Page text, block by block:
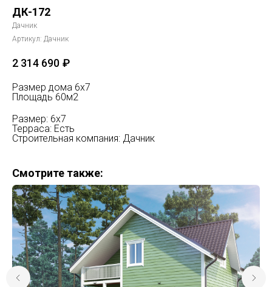
ДК-172
Дачник
Артикул: Дачник
2 314 690 ₽
Размер дома 6х7
Площадь 60м2
Размер: 6х7
Терраса: Есть
Строительная компания: Дачник
Смотрите также: